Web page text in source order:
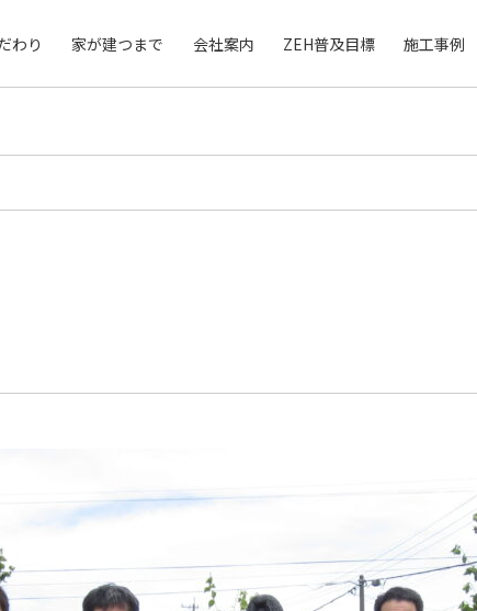
わり 家が建つまで 会社案内 ZEH普及目標 施工事例